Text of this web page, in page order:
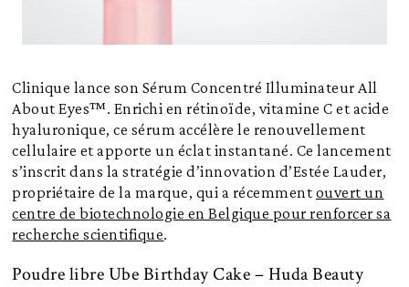
Clinique lance son Sérum Concentré Illuminateur All
About Eyes™. Enrichi en rétinoïde, vitamine C et acide
hyaluronique, ce sérum accélère le renouvellement
cellulaire et apporte un éclat instantané. Ce lancement
s’inscrit dans la stratégie d’innovation d’Estée Lauder,
propriétaire de la marque, qui a récemment ouvert un
centre de biotechnologie en Belgique pour renforcer sa
recherche scientifique.
Poudre libre Ube Birthday Cake – Huda Beauty